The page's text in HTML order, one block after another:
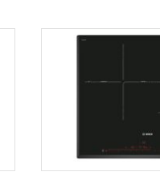
mẫu bếp đáp ứng